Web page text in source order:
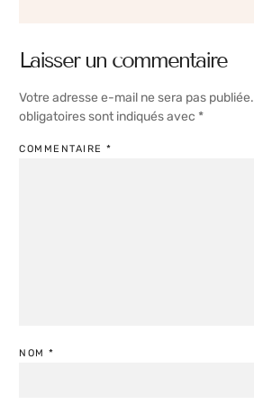
Laisser un commentaire
Votre adresse e-mail ne sera pas publiée.
obligatoires sont indiqués avec *
COMMENTAIRE *
NOM *